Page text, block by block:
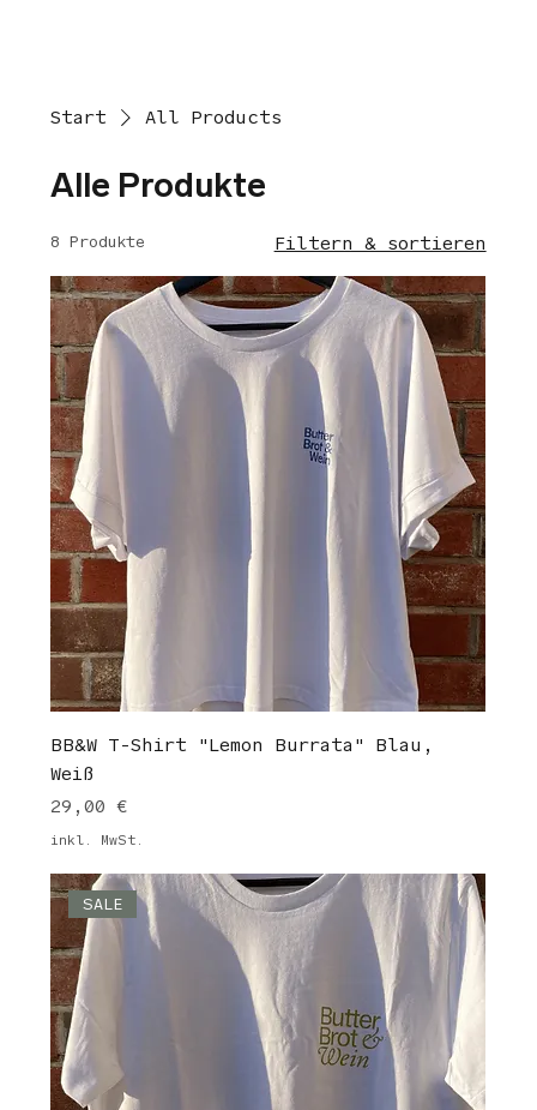
Start All Products
Alle Produkte
8 Produkte Filtern & sortieren
BB&W T-Shirt "Lemon Burrata" Blau,
Weiß
Preis
29,00 €
inkl. MwSt.
SALE